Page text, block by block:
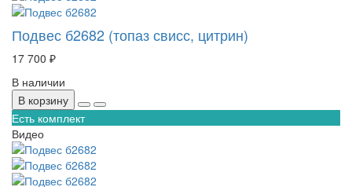
Подвес б2682 (топаз свисс, цитрин)
17 700 ₽
В наличии
В корзину
Есть комплект
Видео